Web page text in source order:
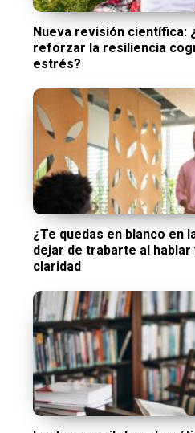
Nueva revisión científica:
reforzar la resiliencia
estrés?
¿Te quedas en blanco en
dejar de trabarte al
claridad